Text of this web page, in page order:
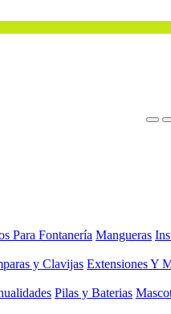
Para Fontanería Mangueras
y Clavijas Extensiones Y
Pilas y Baterias